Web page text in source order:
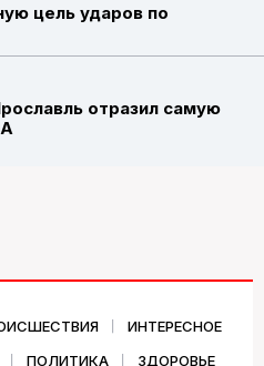
цель ударов по
отразил самую
ИНТЕРЕСНОЕ
ПОЛИТИКА ЗДОРОВЬЕ